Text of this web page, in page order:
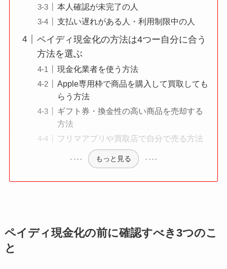
本人確認が未完了の人
支払い遅れがある人・利用制限中の人
ペイディ現金化の方法は4つー自分に合う
方法を選ぶ
現金化業者を使う方法
Apple専用枠で商品を購入して買取しても
らう方法
ギフト券・換金性の高い商品を売却する
方法
フリマアプリや買取店で自分で売る方法
もっと見る
ペイディ現金化の前に確認すべき3つのこ
と